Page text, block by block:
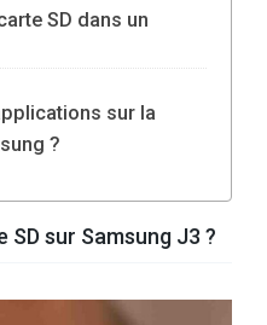
SD dans un
sur la
?
sur Samsung J3 ?